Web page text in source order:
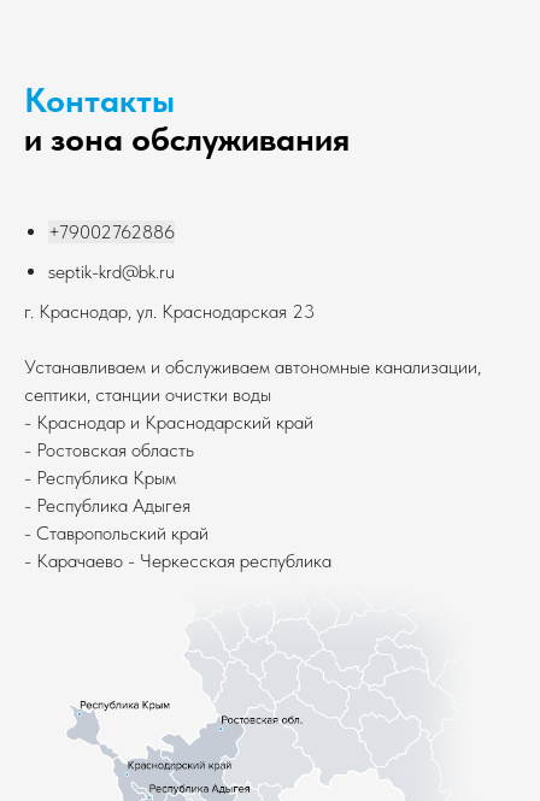
Контакты
и зона обслуживания
+79002762886
septik-krd@bk.ru
г. Краснодар, ул. Краснодарская 23
Устанавливаем и обслуживаем автономные канализации,
септики, станции очистки воды
- Краснодар и Краснодарский край
- Ростовская область
- Республика Крым
- Республика Адыгея
- Ставропольский край
- Карачаево - Черкесская республика